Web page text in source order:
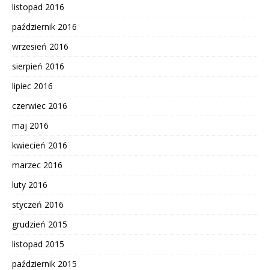
listopad 2016
październik 2016
wrzesień 2016
sierpień 2016
lipiec 2016
czerwiec 2016
maj 2016
kwiecień 2016
marzec 2016
luty 2016
styczeń 2016
grudzień 2015
listopad 2015
październik 2015